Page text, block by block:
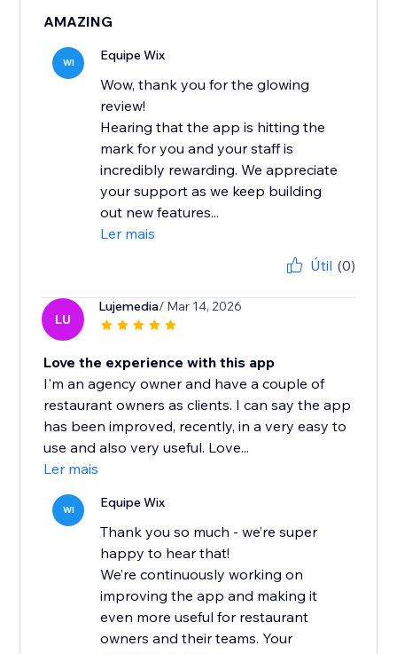
AMAZING
WI Equipe Wix
Wow, thank you for the glowing
review!
Hearing that the app is hitting the
mark for you and your staff is
incredibly rewarding. We appreciate
your support as we keep building
out new features...
Ler mais
Útil (0)
LU
Lujemedia/ Mar 14, 2026
Love the experience with this app
I'm an agency owner and have a couple of
restaurant owners as clients. I can say the app
has been improved, recently, in a very easy to
use and also very useful. Love...
Ler mais
WI Equipe Wix
Thank you so much - we’re super
happy to hear that!
We’re continuously working on
improving the app and making it
even more useful for restaurant
owners and their teams. Your